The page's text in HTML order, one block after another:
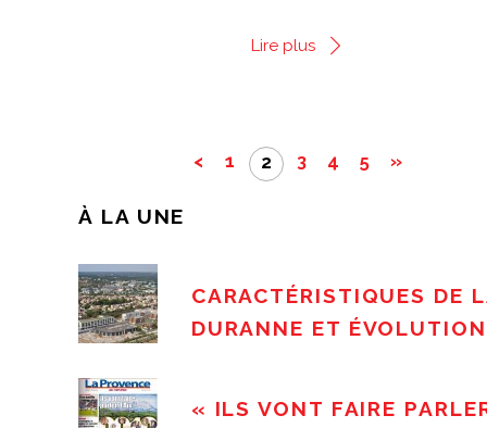
Lire plus
< 1 2 3 4 5 »
À LA UNE
CARACTÉRISTIQUES DE
DURANNE ET ÉVOLUTION
« ILS VONT FAIRE